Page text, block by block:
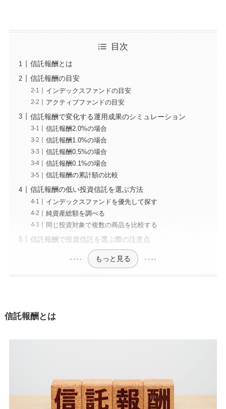
目次
信託報酬とは
信託報酬の目安
インデックスファンドの目安
アクティブファンドの目安
信託報酬で変化する運用成果のシミュレーション
信託報酬2.0%の場合
信託報酬1.0%の場合
信託報酬0.5%の場合
信託報酬0.1%の場合
信託報酬の累計額の比較
信託報酬の低い投資信託を選ぶ方法
インデックスファンドを優先して探す
純資産総額を調べる
同じ投資対象で複数の商品を比較する
信託報酬で投資信託を選ぶ際の注意点
もっと見る
信託報酬とは